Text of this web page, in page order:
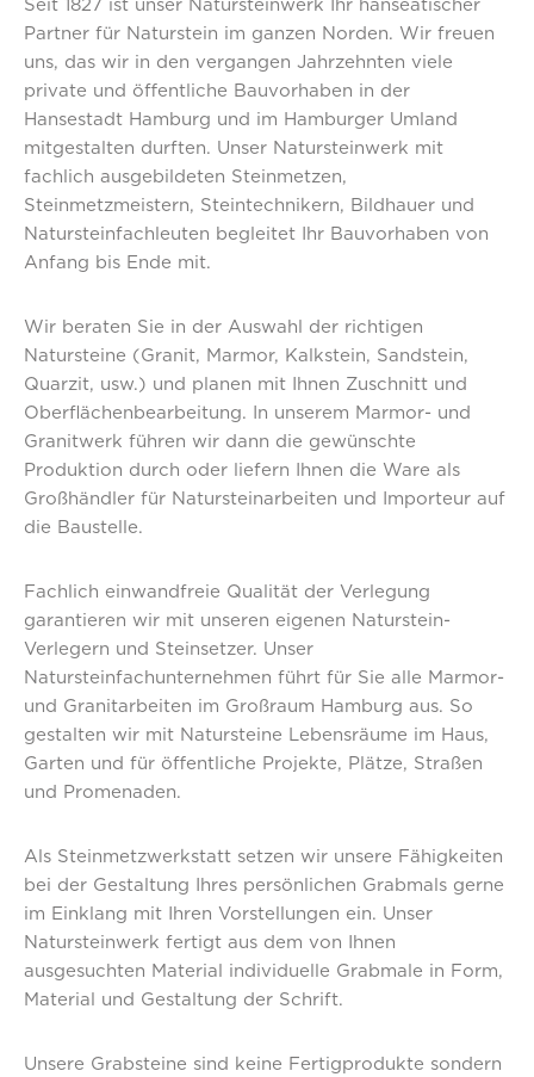
Partner für Naturstein im ganzen Norden. Wir freuen
uns, das wir in den vergangen Jahrzehnten viele
private und öffentliche Bauvorhaben in der
Hansestadt Hamburg und im Hamburger Umland
mitgestalten durften. Unser Natursteinwerk mit
fachlich ausgebildeten Steinmetzen,
Steinmetzmeistern, Steintechnikern, Bildhauer und
Natursteinfachleuten begleitet Ihr Bauvorhaben von
Anfang bis Ende mit.
Wir beraten Sie in der Auswahl der richtigen
Natursteine (Granit, Marmor, Kalkstein, Sandstein,
Quarzit, usw.) und planen mit Ihnen Zuschnitt und
Oberflächenbearbeitung. In unserem Marmor- und
Granitwerk führen wir dann die gewünschte
Produktion durch oder liefern Ihnen die Ware als
Großhändler für Natursteinarbeiten und Importeur auf
die Baustelle.
Fachlich einwandfreie Qualität der Verlegung
garantieren wir mit unseren eigenen Naturstein-
Verlegern und Steinsetzer. Unser
Natursteinfachunternehmen führt für Sie alle Marmor-
und Granitarbeiten im Großraum Hamburg aus. So
gestalten wir mit Natursteine Lebensräume im Haus,
Garten und für öffentliche Projekte, Plätze, Straßen
und Promenaden.
Als Steinmetzwerkstatt setzen wir unsere Fähigkeiten
bei der Gestaltung Ihres persönlichen Grabmals gerne
im Einklang mit Ihren Vorstellungen ein. Unser
Natursteinwerk fertigt aus dem von Ihnen
ausgesuchten Material individuelle Grabmale in Form,
Material und Gestaltung der Schrift.
Unsere Grabsteine sind keine Fertigprodukte sondern